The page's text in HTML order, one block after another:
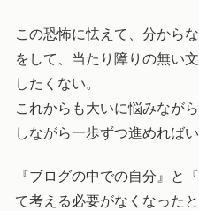
この恐怖に怯えて、分から
をして、当たり障りの無い
したくない。
これからも大いに悩みなが
しながら一歩ずつ進めればい
『ブログの中での自分』と
て考える必要がなくなった